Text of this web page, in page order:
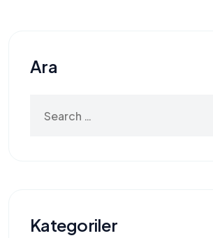
Ara
for:
Kategoriler